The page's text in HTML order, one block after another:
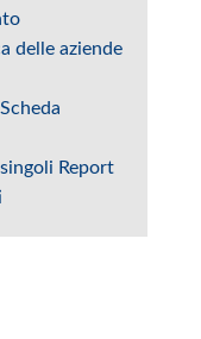
delle aziende
Report